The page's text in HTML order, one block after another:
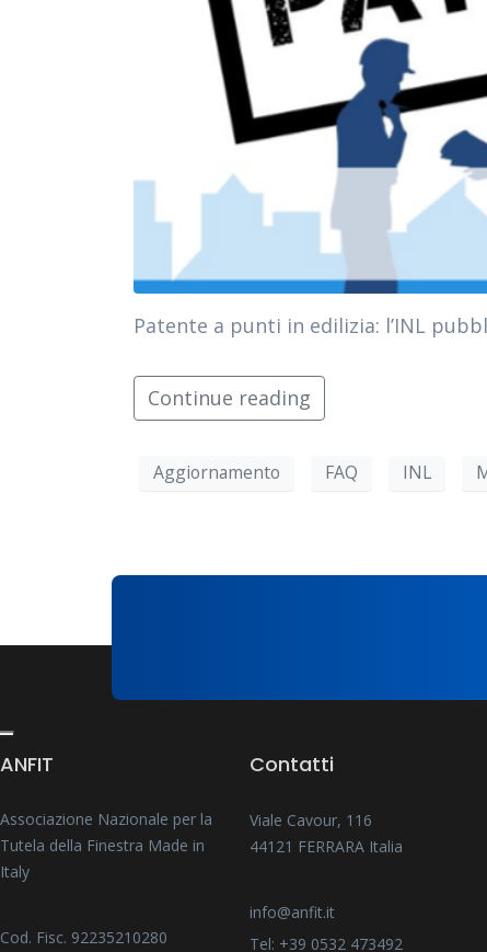
Patente a punti in edilizia: l’INL
Continue reading
Aggiornamento FAQ INL
ANFIT
Associazione Nazionale per la
Tutela della Finestra Made in
Italy
Cod. Fisc. 92235210280
Contatti
Viale Cavour, 116
44121 FERRARA Italia
info@anfit.it
Tel: +39 0532 473492